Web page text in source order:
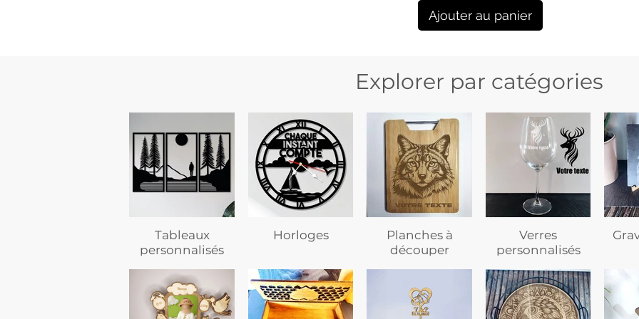
Ajouter au panier
Explorer par catégories
Tableaux
personnalisés
Horloges
Planches à
découper
Verres
personnalisés